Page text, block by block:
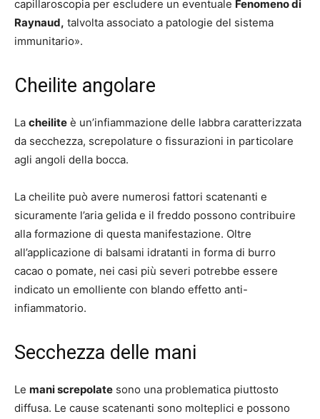
capillaroscopia per escludere un eventuale Fenomeno di
Raynaud, talvolta associato a patologie del sistema
immunitario».
Cheilite angolare
La cheilite è un’infiammazione delle labbra caratterizzata
da secchezza, screpolature o fissurazioni in particolare
agli angoli della bocca.
La cheilite può avere numerosi fattori scatenanti e
sicuramente l’aria gelida e il freddo possono contribuire
alla formazione di questa manifestazione. Oltre
all’applicazione di balsami idratanti in forma di burro
cacao o pomate, nei casi più severi potrebbe essere
indicato un emolliente con blando effetto anti-
infiammatorio.
Secchezza delle mani
Le mani screpolate sono una problematica piuttosto
diffusa. Le cause scatenanti sono molteplici e possono